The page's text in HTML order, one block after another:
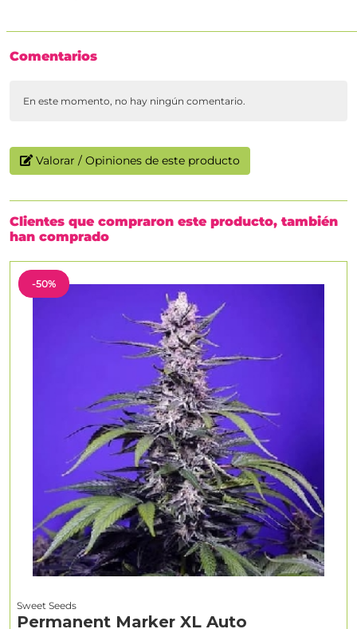
Comentarios
En este momento, no hay ningún comentario.
Valorar / Opiniones de este producto
Clientes que compraron este producto, también
han comprado
-50%
Sweet Seeds
Permanent Marker XL Auto